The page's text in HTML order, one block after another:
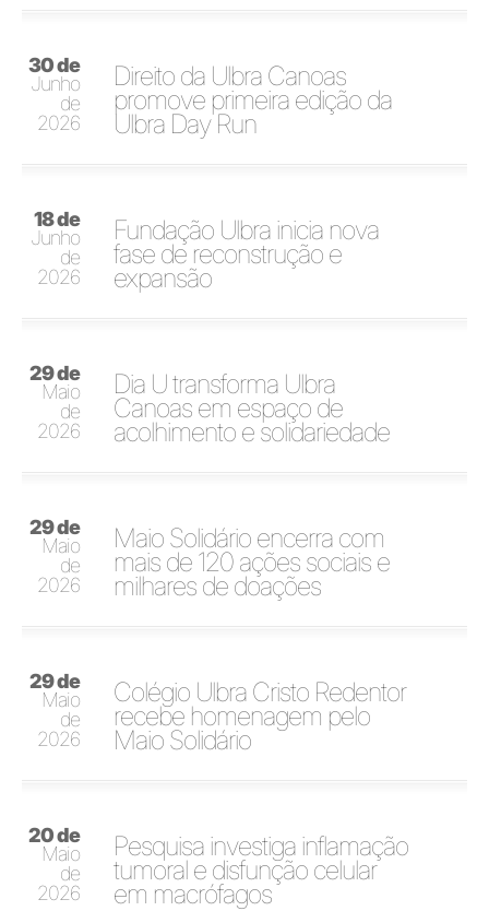
30 de
Junho
de
2026
Direito da Ulbra Canoas
promove primeira edição da
Ulbra Day Run
18 de
Junho
de
2026
Fundação Ulbra inicia nova
fase de reconstrução e
expansão
29 de
Maio
de
2026
Dia U transforma Ulbra
Canoas em espaço de
acolhimento e solidariedade
29 de
Maio
de
2026
Maio Solidário encerra com
mais de 120 ações sociais e
milhares de doações
29 de
Maio
de
2026
Colégio Ulbra Cristo Redentor
recebe homenagem pelo
Maio Solidário
20 de
Maio
de
2026
Pesquisa investiga inflamação
tumoral e disfunção celular
em macrófagos